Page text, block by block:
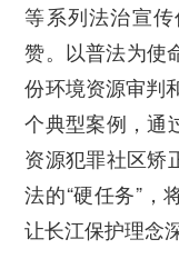
等系列法治宣
赞。以普法为使
份环境资源审判
个典型案例，通
资源犯罪社区矫
法的“硬任务”，
让长江保护理念